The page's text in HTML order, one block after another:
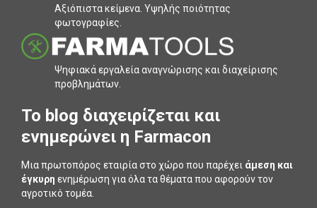
Αξιόπιστα κείµενα. Υψηλής ποιότητας
φωτογραφίες.
Ψηφιακά εργαλεία αναγνώρισης και διαχείρισης
προβληµάτων.
To blog διαχειρίζεται και
ενημερώνει η Farmacon
Μια πρωτοπόρος εταιρία στο χώρο που παρέχει άμεση και
έγκυρη ενημέρωση για όλα τα θέματα που αφορούν τον
αγροτικό τομέα.